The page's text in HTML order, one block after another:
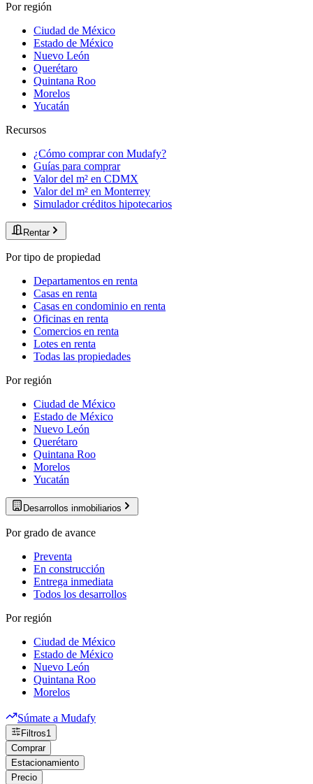
Por región
Ciudad de México
Estado de México
Nuevo León
Querétaro
Quintana Roo
Morelos
Yucatán
Recursos
¿Cómo comprar con Mudafy?
Guías para comprar
Valor del m² en CDMX
Valor del m² en Monterrey
Simulador créditos hipotecarios
Rentar
Por tipo de propiedad
Departamentos en renta
Casas en renta
Casas en condominio en renta
Oficinas en renta
Comercios en renta
Lotes en renta
Todas las propiedades
Por región
Ciudad de México
Estado de México
Nuevo León
Querétaro
Quintana Roo
Morelos
Yucatán
Desarrollos inmobiliarios
Por grado de avance
Preventa
En construcción
Entrega inmediata
Todos los desarrollos
Por región
Ciudad de México
Estado de México
Nuevo León
Quintana Roo
Morelos
Súmate a Mudafy
Filtros1
Comprar
Estacionamiento
Precio